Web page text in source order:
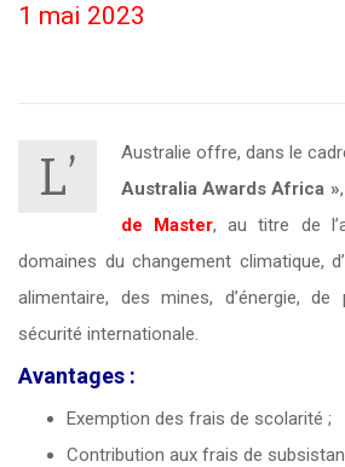
1 mai 2023
L’ Australie offre, dans le
Australia Awards Africa »,
de Master, au titre de
domaines du changement climatique,
alimentaire, des mines, d’énergie,
sécurité internationale.
Avantages :
Exemption des frais de scolarité ;
Contribution aux frais de